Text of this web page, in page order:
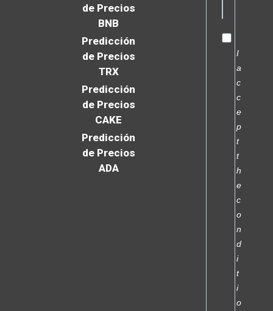
de Precios
BNB
Predicción
de Precios
TRX
Predicción
de Precios
CAKE
Predicción
de Precios
ADA
I
a
c
c
e
p
t
t
h
e
c
o
n
d
i
t
i
o